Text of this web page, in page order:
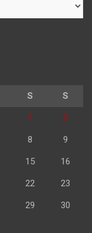
S S
1 2
8 9
15 16
22 23
29 30